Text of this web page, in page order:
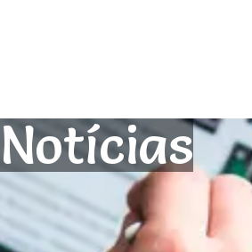
Notícias